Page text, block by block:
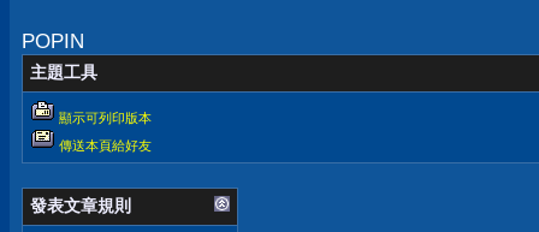
POPIN
主題工具
顯示可列印版本
傳送本頁給好友
發表文章規則